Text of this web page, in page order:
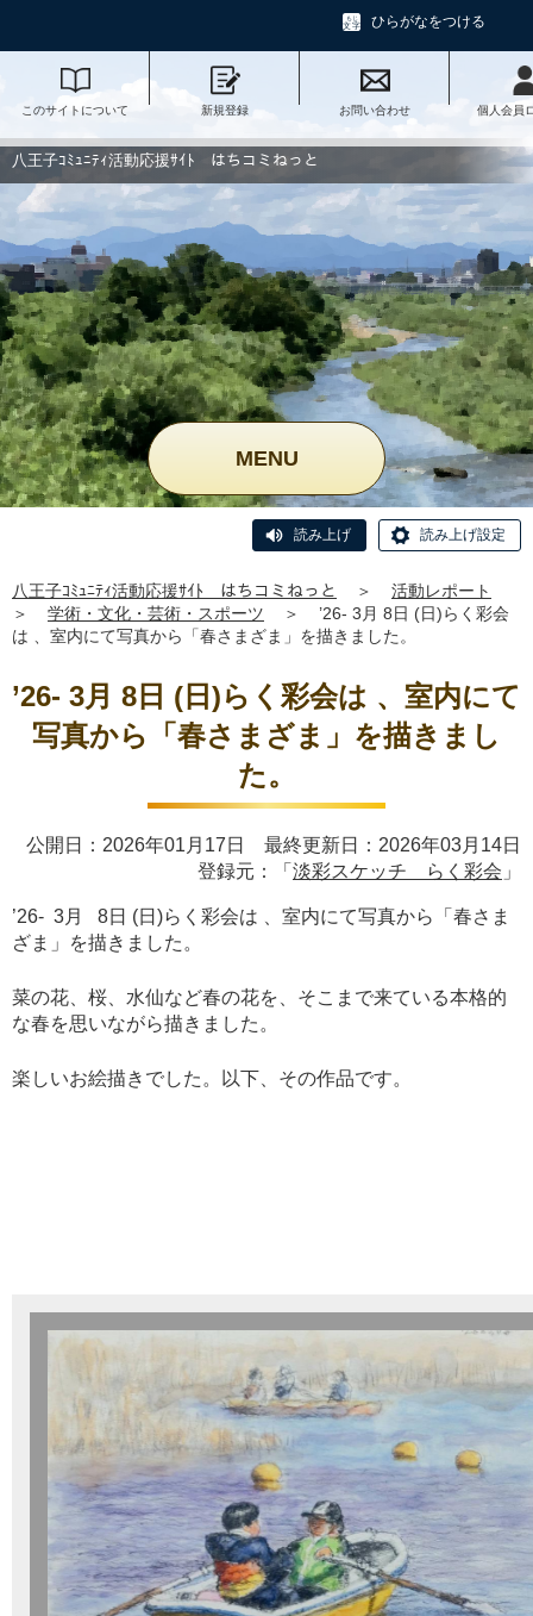
ひらがなをつける
このサイトについて 新規登録 お問い合わせ 個人会員
八王子ｺﾐｭﾆﾃｨ活動応援ｻｲﾄ はちコミねっと
MENU
読み上げ 読み上げ設定
八王子ｺﾐｭﾆﾃｨ活動応援ｻｲﾄ はちコミねっと ＞
活動レポート
＞
学術・文化・芸術・スポーツ ＞
’26- 3月 8日 (日)らく彩会
は 、室内にて写真から「春さまざま」を描きました。
’26- 3月 8日 (日)らく彩会は 、室内にて
写真から「春さまざま」を描きまし
た。
公開日：2026年01月17日 最終更新日：2026年03月14日
登録元：「 淡彩スケッチ らく彩会 」
’26- 3月 8日 (日)らく彩会は 、室内にて写真から「春さま
ざま」を描きました。
菜の花、桜、水仙など春の花を、そこまで来ている本格的
な春を思いながら描きました。
楽しいお絵描きでした。以下、その作品です。